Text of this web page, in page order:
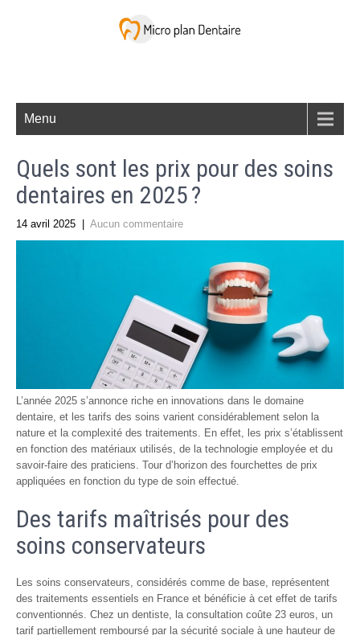
Menu
Quels sont les prix pour des soins
dentaires en 2025 ?
14 avril 2025 Aucun commentaire
L’année 2025 s’annonce riche en innovations dans le domaine
dentaire, et les tarifs des soins varient considérablement selon la
nature et la complexité des traitements. En effet, les prix s’établissent
en fonction des matériaux utilisés, de la technologie employée et du
savoir-faire des praticiens. Tour d’horizon des fourchettes de prix
appliquées en fonction du type de soin effectué.
Des tarifs maîtrisés pour des
soins conservateurs
Les soins conservateurs, considérés comme de base, représentent
des traitements essentiels en France et bénéficie à cet effet de tarifs
conventionnés. Chez un dentiste, la consultation coûte 23 euros, un
tarif partiellement remboursé par la sécurité sociale à une hauteur de